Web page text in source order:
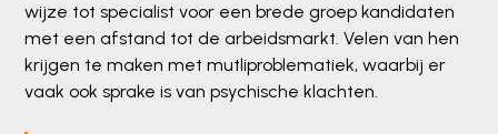
wijze tot specialist voor een brede groep kandidaten
met een afstand tot de arbeidsmarkt. Velen van hen
krijgen te maken met mutliproblematiek, waarbij er
vaak ook sprake is van psychische klachten.